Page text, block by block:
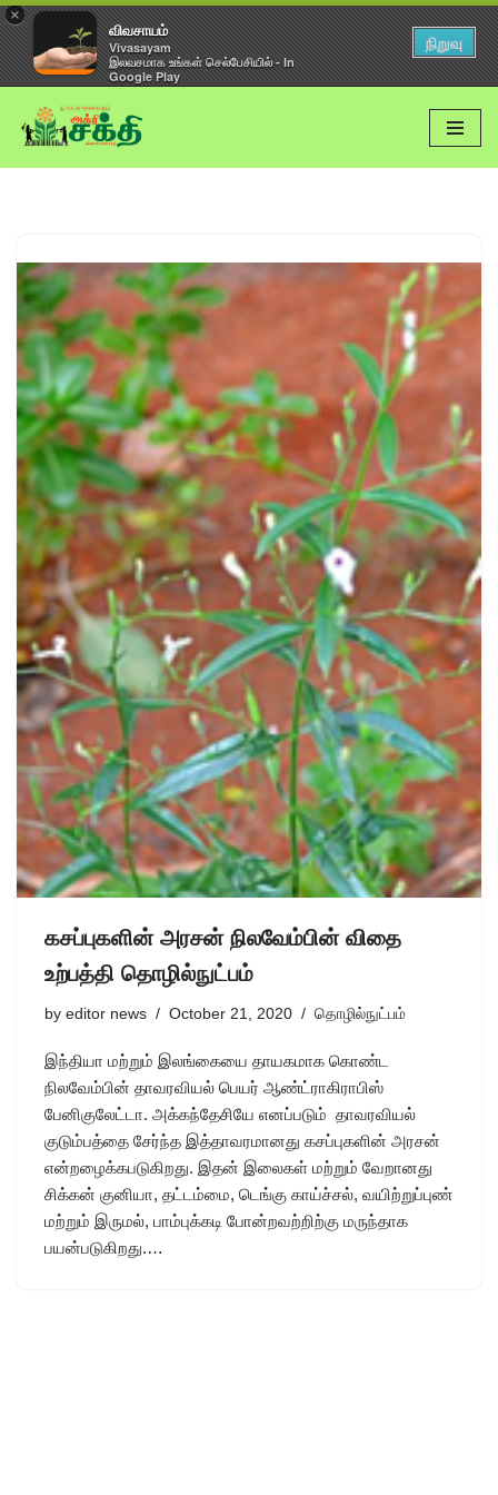
×
விவசாயம்
Vivasayam
இலவசமாக உங்கள் செல்பேசியில் - In
Google Play
நிறுவு
Skip
to
கசப்புகளின் அரசன் நிலவேம்பின் விதை
உற்பத்தி தொழில்நுட்பம்
by editor news October 21, 2020 தொழில்நுட்பம்
இந்தியா மற்றும் இலங்கையை தாயகமாக கொண்ட
நிலவேம்பின் தாவரவியல் பெயர் ஆண்ட்ராகிராபிஸ்
பேனிகுலேட்டா. அக்கந்தேசியே எனப்படும் தாவரவியல்
குடும்பத்தை சேர்ந்த இத்தாவரமானது கசப்புகளின் அரசன்
என்றழைக்கபடுகிறது. இதன் இலைகள் மற்றும் வேறானது
சிக்கன் குனியா, தட்டம்மை, டெங்கு காய்ச்சல், வயிற்றுப்புண்
மற்றும் இருமல், பாம்புக்கடி போன்றவற்றிற்கு மருந்தாக
பயன்படுகிறது.…